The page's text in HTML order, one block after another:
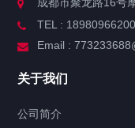
TEL : 18980966200
Email :
关于我们
公司简介